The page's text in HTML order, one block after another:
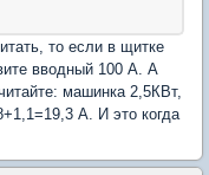
то если в щитке
вводный 100 А. А
машинка 2,5КВт,
А. И это когда